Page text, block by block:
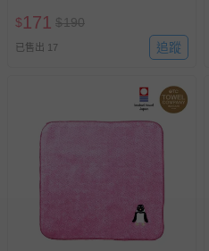
$171 $190
已售出 17 追蹤